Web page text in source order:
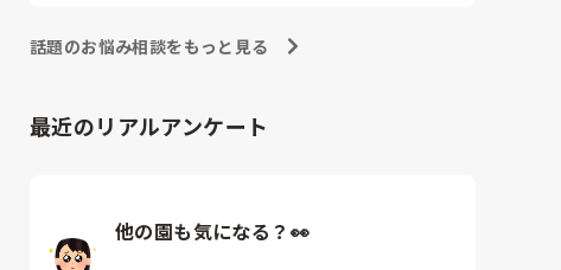
クション(お茶を飲んだり)を入れたりしています。
話題のお悩み相談をもっと見る
最近のリアルアンケート
他の園も気になる？👀